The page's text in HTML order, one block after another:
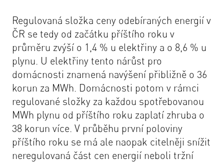
Regulovaná složka ceny odebíraných energií v
ČR se tedy od začátku příštího roku v
průměru zvýší o 1,4 % u elektřiny a o 8,6 % u
plynu. U elektřiny tento nárůst pro
domácnosti znamená navýšení přibližně o 36
korun za MWh. Domácnosti potom v rámci
regulované složky za každou spotřebovanou
MWh plynu od příštího roku zaplatí zhruba o
38 korun více. V průběhu první poloviny
příštího roku se má ale naopak citelněji snížit
neregulovaná část cen energií neboli tržní